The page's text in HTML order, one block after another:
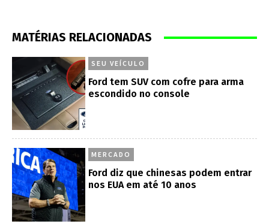
MATÉRIAS RELACIONADAS
SEU VEÍCULO
Ford tem SUV com cofre para arma
escondido no console
MERCADO
Ford diz que chinesas podem entrar
nos EUA em até 10 anos